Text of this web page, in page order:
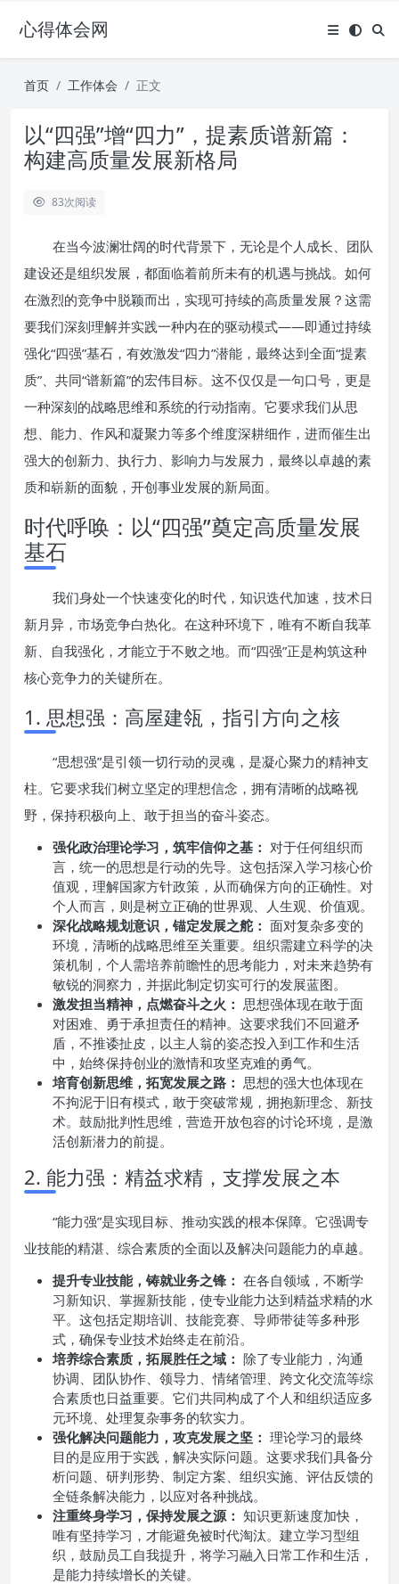
心得体会网
首页 工作体会 正文
以“四强”增“四力”，提素质谱新篇：
构建高质量发展新格局
83次阅读
在当今波澜壮阔的时代背景下，无论是个人成长、团队
建设还是组织发展，都面临着前所未有的机遇与挑战。如何
在激烈的竞争中脱颖而出，实现可持续的高质量发展？这需
要我们深刻理解并实践一种内在的驱动模式——即通过持续
强化“四强”基石，有效激发“四力”潜能，最终达到全面“提素
质”、共同“谱新篇”的宏伟目标。这不仅仅是一句口号，更是
一种深刻的战略思维和系统的行动指南。它要求我们从思
想、能力、作风和凝聚力等多个维度深耕细作，进而催生出
强大的创新力、执行力、影响力与发展力，最终以卓越的素
质和崭新的面貌，开创事业发展的新局面。
时代呼唤：以“四强”奠定高质量发展
基石
我们身处一个快速变化的时代，知识迭代加速，技术日
新月异，市场竞争白热化。在这种环境下，唯有不断自我革
新、自我强化，才能立于不败之地。而“四强”正是构筑这种
核心竞争力的关键所在。
1. 思想强：高屋建瓴，指引方向之核
“思想强”是引领一切行动的灵魂，是凝心聚力的精神支
柱。它要求我们树立坚定的理想信念，拥有清晰的战略视
野，保持积极向上、敢于担当的奋斗姿态。
强化政治理论学习，筑牢信仰之基： 对于任何组织而
言，统一的思想是行动的先导。这包括深入学习核心价
值观，理解国家方针政策，从而确保方向的正确性。对
个人而言，则是树立正确的世界观、人生观、价值观。
深化战略规划意识，锚定发展之舵： 面对复杂多变的
环境，清晰的战略思维至关重要。组织需建立科学的决
策机制，个人需培养前瞻性的思考能力，对未来趋势有
敏锐的洞察力，并据此制定切实可行的发展蓝图。
激发担当精神，点燃奋斗之火： 思想强体现在敢于面
对困难、勇于承担责任的精神。这要求我们不回避矛
盾，不推诿扯皮，以主人翁的姿态投入到工作和生活
中，始终保持创业的激情和攻坚克难的勇气。
培育创新思维，拓宽发展之路： 思想的强大也体现在
不拘泥于旧有模式，敢于突破常规，拥抱新理念、新技
术。鼓励批判性思维，营造开放包容的讨论环境，是激
活创新潜力的前提。
2. 能力强：精益求精，支撑发展之本
“能力强”是实现目标、推动实践的根本保障。它强调专
业技能的精湛、综合素质的全面以及解决问题能力的卓越。
提升专业技能，铸就业务之锋： 在各自领域，不断学
习新知识、掌握新技能，使专业能力达到精益求精的水
平。这包括定期培训、技能竞赛、导师带徒等多种形
式，确保专业技术始终走在前沿。
培养综合素质，拓展胜任之域： 除了专业能力，沟通
协调、团队协作、领导力、情绪管理、跨文化交流等综
合素质也日益重要。它们共同构成了个人和组织适应多
元环境、处理复杂事务的软实力。
强化解决问题能力，攻克发展之坚： 理论学习的最终
目的是应用于实践，解决实际问题。这要求我们具备分
析问题、研判形势、制定方案、组织实施、评估反馈的
全链条解决能力，以应对各种挑战。
注重终身学习，保持发展之源： 知识更新速度加快，
唯有坚持学习，才能避免被时代淘汰。建立学习型组
织，鼓励员工自我提升，将学习融入日常工作和生活，
是能力持续增长的关键。